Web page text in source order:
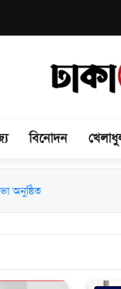
বিনোদন
অনুষ্ঠিত